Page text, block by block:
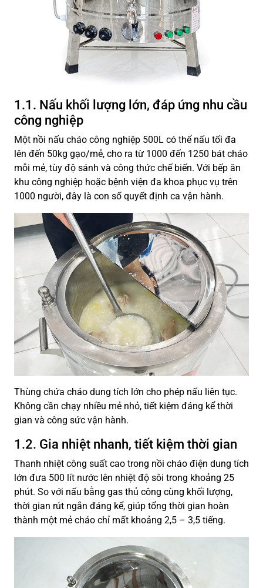
1.1. Nấu khối lượng lớn, đáp ứng nhu cầu
công nghiệp
Một nồi nấu cháo công nghiệp 500L có thể nấu tối đa
lên đến 50kg gạo/mẻ, cho ra từ 1000 đến 1250 bát cháo
mỗi mẻ, tùy độ sánh và công thức chế biến. Với bếp ăn
khu công nghiệp hoặc bệnh viện đa khoa phục vụ trên
1000 người, đây là con số quyết định ca vận hành.
Thùng chứa cháo dung tích lớn cho phép nấu liên tục.
Không cần chạy nhiều mẻ nhỏ, tiết kiệm đáng kể thời
gian và công sức vận hành.
1.2. Gia nhiệt nhanh, tiết kiệm thời gian
Thanh nhiệt công suất cao trong nồi cháo điện dung tích
lớn đưa 500 lít nước lên nhiệt độ sôi trong khoảng 25
phút. So với nấu bằng gas thủ công cùng khối lượng,
thời gian rút ngắn đáng kể, giúp tổng thời gian hoàn
thành một mẻ cháo chỉ mất khoảng 2,5 – 3,5 tiếng.